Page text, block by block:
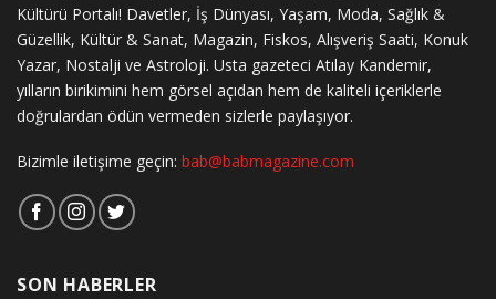
Kültürü Portalı! Davetler, İş Dünyası, Yaşam, Moda, Sağlık &
Güzellik, Kültür & Sanat, Magazin, Fiskos, Alışveriş Saati, Konuk
Yazar, Nostalji ve Astroloji. Usta gazeteci Atılay Kandemir,
yılların birikimini hem görsel açıdan hem de kaliteli içeriklerle
doğrulardan ödün vermeden sizlerle paylaşıyor.
Bizimle iletişime geçin: bab@babmagazine.com
SON HABERLER